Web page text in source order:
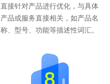
直接针对产品进行优化，与具体
产品或服务直接相关，如产品名
称、型号、功能等描述性词汇。